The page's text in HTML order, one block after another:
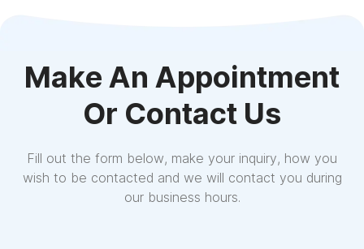
Make An Appointment
Or Contact Us
Fill out the form below, make your inquiry, how you
wish to be contacted and we will contact you during
our business hours.